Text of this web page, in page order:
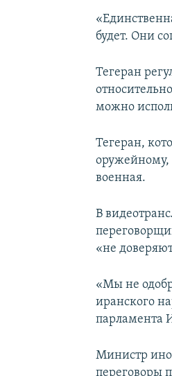
будет. Они
Тегеран
можно
Тегеран,
оружейному,
военная.
В
«не
«Мы не
иранского
парламента
Министр
переговоры